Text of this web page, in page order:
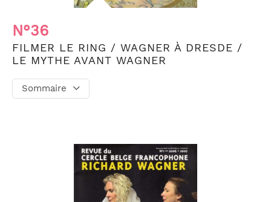
N°36
FILMER LE RING / WAGNER À DRESDE /
LE MYTHE AVANT WAGNER
Sommaire